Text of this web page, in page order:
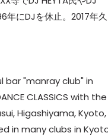
年にDJを休止。2017年
bar "manray club" in
CLASSICS with the
Higashiyama, Kyoto,
in many clubs in